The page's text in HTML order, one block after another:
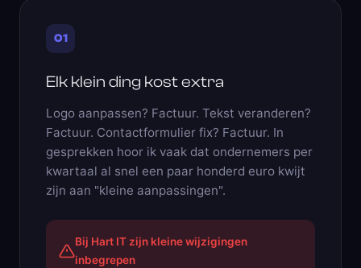
01
Elk klein ding kost extra
Logo aanpassen? Factuur. Tekst veranderen?
Factuur. Contactformulier fix? Factuur. In
gesprekken hoor ik vaak dat ondernemers per
kwartaal al snel een paar honderd euro kwijt
zijn aan "kleine aanpassingen".
Bij Hart IT zijn kleine wijzigingen
inbegrepen